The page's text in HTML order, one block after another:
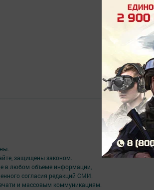
Главная
защищены законом.
в любом объеме информации,
согласия редакций СМИ.
и массовым коммуникациям.